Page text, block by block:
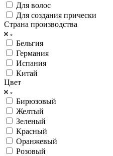
Для волос
Для создания прически
Страна производства
Бельгия
Германия
Испания
Китай
Цвет
Бирюзовый
Желтый
Зеленый
Красный
Оранжевый
Розовый